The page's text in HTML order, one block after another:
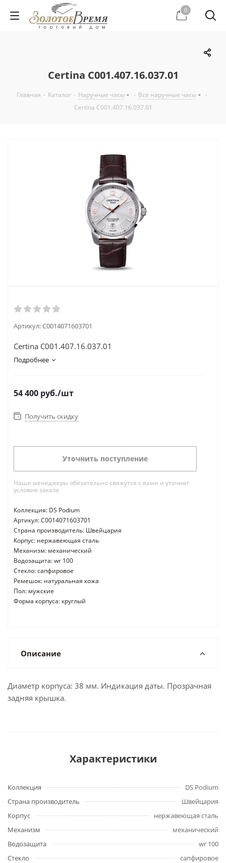
0
Certina C001.407.16.037.01
Главная - Каталог - Наручные часы - Все наручные часы
-
Certina C001.407.16.037.01
Артикул:C0014071603701
Certina C001.407.16.037.01
Подробнее
54 400 руб./шт
Получить скидку
Уточнить поступление
Наши менеджеры обязательно свяжутся с вами и уточнят
условия заказа
Коллекция: DS Podium
Артикул: C0014071603701
Страна производитель: Швейцария
Корпус: нержавеющая сталь
Механизм: механический
Водозащита: wr 100
Стекло: сапфировое
Ремешок: натуральная кожа
Пол: мужские
Форма корпуса: круглый
Описание
Диаметр корпуса: 38 мм. Индикация даты. Прозрачная
задняя крышка.
Характеристики
Коллекция
DS Podium
Страна производитель
Швейцария
Корпус
нержавеющая сталь
Механизм
механический
Водозащита
wr 100
Стекло
сапфировое